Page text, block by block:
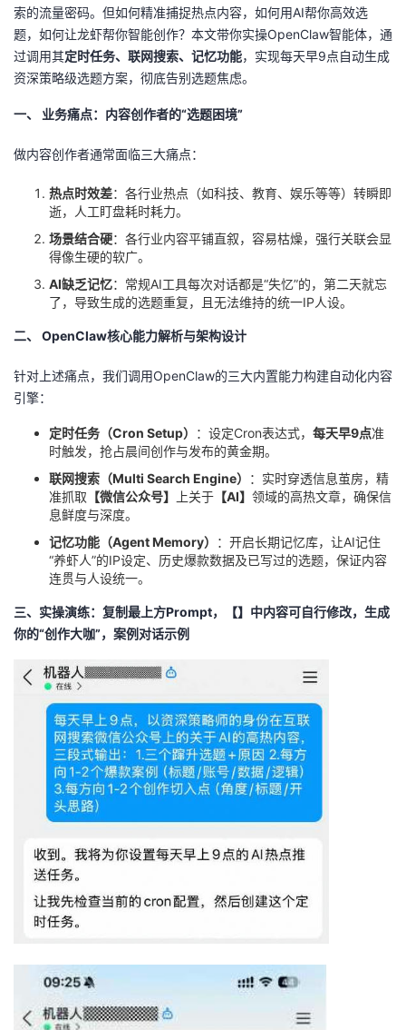
客
论
坛
的
圈
我
的
我
的
开
堂
课
的
证
我
实
验
的
收
藏
Programs
我
持
建
议
索的流量密码。但如何精准捕捉热点内容，如何用AI帮你高效选
题，如何让龙虾帮你智能创作？本文带你实操OpenClaw智能体，通
过调用其定时任务、联网搜索、记忆功能，实现每天早9点自动生成
资深策略级选题方案，彻底告别选题焦虑。
一、 业务痛点：内容创作者的“选题困境”
做内容创作者通常面临三大痛点：
热点时效差：各行业热点（如科技、教育、娱乐等等）转瞬即
逝，人工盯盘耗时耗力。
场景结合硬：各行业内容平铺直叙，容易枯燥，强行关联会显
得像生硬的软广。
AI缺乏记忆：常规AI工具每次对话都是“失忆”的，第二天就忘
了，导致生成的选题重复，且无法维持的统一IP人设。
二、 OpenClaw核心能力解析与架构设计
针对上述痛点，我们调用OpenClaw的三大内置能力构建自动化内容
引擎：
定时任务（Cron Setup） ：设定Cron表达式， 每天早9点准
时触发，抢占晨间创作与发布的黄金期。
联网搜索（Multi Search Engine）
：实时穿透信息茧房，精
准抓取 【微信公众号】 上关于 【AI】 领域的高热文章，确保信
息鲜度与深度。
记忆功能（Agent Memory）
：开启长期记忆库，让AI记住
“养虾人”的IP设定、历史爆款数据及已写过的选题，保证内容
连贯与人设统一。
三、实操演练：复制最上方Prompt，【】中内容可自行修改，生成
你的“创作大咖”，案例对话示例